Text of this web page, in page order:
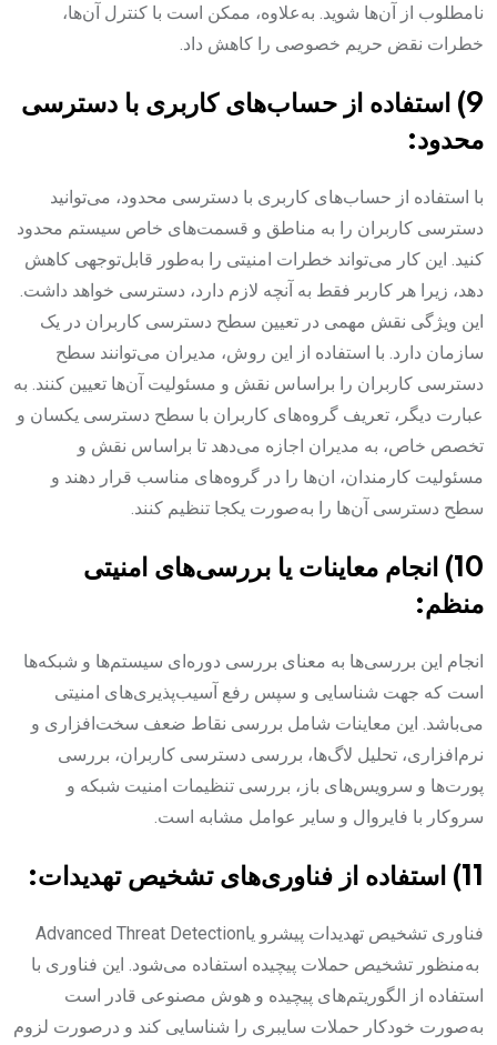
نامطلوب از آن‌ها شوید. به‌علاوه، ممکن است با کنترل آن‌ها،
خطرات نقض حریم خصوصی را کاهش داد.
9) استفاده از حساب‌های کاربری با دسترسی
محدود:
با استفاده از حساب‌های کاربری با دسترسی محدود، می‌توانید
دسترسی کاربران را به مناطق و قسمت‌های خاص سیستم محدود
کنید. این کار می‌تواند خطرات امنیتی را به‌طور قابل‌توجهی کاهش
دهد، زیرا هر کاربر فقط به آنچه لازم دارد، دسترسی خواهد داشت.
این ویژگی نقش مهمی در تعیین سطح دسترسی کاربران در یک
سازمان دارد. با استفاده از این روش، مدیران می‌توانند سطح
دسترسی کاربران را براساس نقش و مسئولیت آن‌ها تعیین کنند. به
عبارت دیگر، تعریف گروه‌های کاربران با سطح دسترسی یکسان و
تخصص خاص، به مدیران اجازه می‌دهد تا براساس نقش و
مسئولیت کارمندان، ان‌ها را در گروه‌های مناسب قرار دهند و
سطح دسترسی آن‌ها را به‌صورت یکجا تنظیم کنند.
10) انجام معاینات یا بررسی‌های امنیتی
منظم:
انجام این بررسی‌ها به معنای بررسی دوره‌ای سیستم‌ها و شبکه‌ها
است که جهت شناسایی و سپس رفع آسیب‌پذیری‌های امنیتی
می‌باشد. این معاینات شامل بررسی نقاط ضعف سخت‌افزاری و
نرم‌افزاری، تحلیل لاگ‌ها، بررسی دسترسی کاربران، بررسی
پورت‌ها و سرویس‌های باز، بررسی تنظیمات امنیت شبکه و
سروکار با فایروال و سایر عوامل مشابه است.
11) استفاده از فناوری‌های تشخیص تهدیدات:
فناوری تشخیص تهدیدات پیشرو یاAdvanced Threat Detection
به‌منظور تشخیص حملات پیچیده استفاده می‌شود. این فناوری با
استفاده از الگوریتم‌های پیچیده و هوش مصنوعی قادر است
به‌صورت خودکار حملات سایبری را شناسایی کند و درصورت لزوم